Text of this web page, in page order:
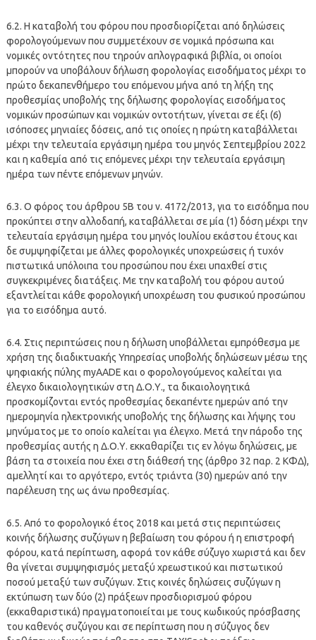
6.2. Η καταβολή του φόρου που προσδιορίζεται από δηλώσεις
φορολογούμενων που συμμετέχουν σε νομικά πρόσωπα και
νομικές οντότητες που τηρούν απλογραφικά βιβλία, οι οποίοι
μπορούν να υποβάλουν δήλωση φορολογίας εισοδήματος μέχρι το
πρώτο δεκαπενθήμερο του επόμενου μήνα από τη λήξη της
προθεσμίας υποβολής της δήλωσης φορολογίας εισοδήματος
νομικών προσώπων και νομικών οντοτήτων, γίνεται σε έξι (6)
ισόποσες μηνιαίες δόσεις, από τις οποίες η πρώτη καταβάλλεται
μέχρι την τελευταία εργάσιμη ημέρα του μηνός Σεπτεμβρίου 2022
και η καθεμία από τις επόμενες μέχρι την τελευταία εργάσιμη
ημέρα των πέντε επόμενων μηνών.
6.3. Ο φόρος του άρθρου 5Β του ν. 4172/2013, για το εισόδημα που
προκύπτει στην αλλοδαπή, καταβάλλεται σε μία (1) δόση μέχρι την
τελευταία εργάσιμη ημέρα του μηνός Ιουλίου εκάστου έτους και
δε συμψηφίζεται με άλλες φορολογικές υποχρεώσεις ή τυχόν
πιστωτικά υπόλοιπα του προσώπου που έχει υπαχθεί στις
συγκεκριμένες διατάξεις. Με την καταβολή του φόρου αυτού
εξαντλείται κάθε φορολογική υποχρέωση του φυσικού προσώπου
για το εισόδημα αυτό.
6.4. Στις περιπτώσεις που η δήλωση υποβάλλεται εμπρόθεσμα με
χρήση της διαδικτυακής Υπηρεσίας υποβολής δηλώσεων μέσω της
ψηφιακής πύλης myAADE και ο φορολογούμενος καλείται για
έλεγχο δικαιολογητικών στη Δ.Ο.Υ., τα δικαιολογητικά
προσκομίζονται εντός προθεσμίας δεκαπέντε ημερών από την
ημερομηνία ηλεκτρονικής υποβολής της δήλωσης και λήψης του
μηνύματος με το οποίο καλείται για έλεγχο. Μετά την πάροδο της
προθεσμίας αυτής η Δ.Ο.Υ. εκκαθαρίζει τις εν λόγω δηλώσεις, με
βάση τα στοιχεία που έχει στη διάθεσή της (άρθρο 32 παρ. 2 ΚΦΔ),
αμελλητί και το αργότερο, εντός τριάντα (30) ημερών από την
παρέλευση της ως άνω προθεσμίας.
6.5. Από το φορολογικό έτος 2018 και μετά στις περιπτώσεις
κοινής δήλωσης συζύγων η βεβαίωση του φόρου ή η επιστροφή
φόρου, κατά περίπτωση, αφορά τον κάθε σύζυγο χωριστά και δεν
θα γίνεται συμψηφισμός μεταξύ χρεωστικού και πιστωτικού
ποσού μεταξύ των συζύγων. Στις κοινές δηλώσεις συζύγων η
εκτύπωση των δύο (2) πράξεων προσδιορισμού φόρου
(εκκαθαριστικά) πραγματοποιείται με τους κωδικούς πρόσβασης
του καθενός συζύγου και σε περίπτωση που η σύζυγος δεν